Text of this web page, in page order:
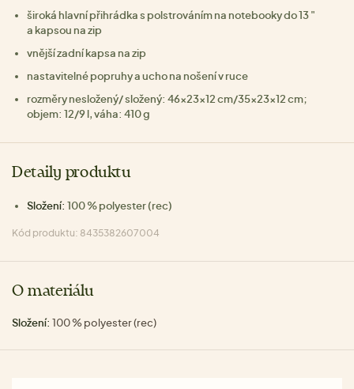
široká hlavní přihrádka s polstrováním na notebooky do 13 "
a kapsou na zip
vnější zadní kapsa na zip
nastavitelné popruhy a ucho na nošení v ruce
rozměry nesložený/ složený: 46x23x12 cm/35x23x12 cm;
objem: 12/9 l, váha: 410 g
Detaily produktu
Složení: 100 % polyester (rec)
Kód produktu: 8435382607004
O materiálu
Složení: 100 % polyester (rec)